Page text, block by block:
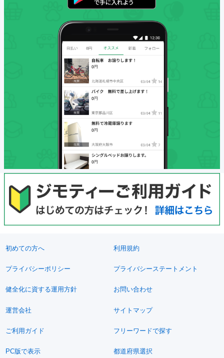
初めての方へ 利用規約
プライバシーポリシー プライバシーステートメント
健全化に資する運用方針 お問い合わせ
運営会社 サイトマップ
ご利用ガイド フリーワードで探す
PC版で表示 都道府県選択